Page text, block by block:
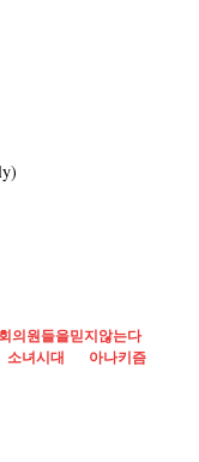
의원들을믿지않는다
소녀시대
아나키즘